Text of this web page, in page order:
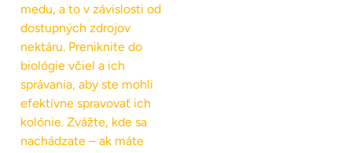
medu, a to v závislosti od
dostupných zdrojov
nektáru. Preniknite do
biológie včiel a ich
správania, aby ste mohli
efektívne spravovať ich
kolónie. Zvážte, kde sa
nachádzate – ak máte